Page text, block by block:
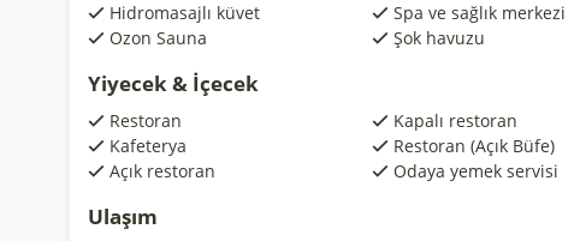
Hidromasajlı küvet Spa ve sağlık merkezi
Ozon Sauna
Şok havuzu
Yiyecek & İçecek
Restoran Kapalı restoran
Kafeterya
Restoran (Açık Büfe)
Açık restoran
Odaya yemek servisi
Ulaşım